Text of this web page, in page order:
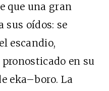
que una gran
sus oídos: se
escandio,
en su
eka–boro. La